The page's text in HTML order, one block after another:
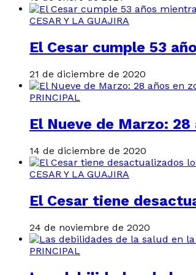
CESAR Y LA GUAJIRA
El Cesar cumple 53
21 de diciembre de 2020
PRINCIPAL
El Nueve de Marzo:
14 de diciembre de 2020
CESAR Y LA GUAJIRA
El Cesar tiene
24 de noviembre de 2020
PRINCIPAL